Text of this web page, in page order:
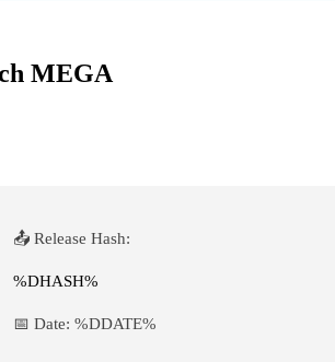
MEGA
📤 Release Hash:
%DHASH%
📅 Date: %DDATE%